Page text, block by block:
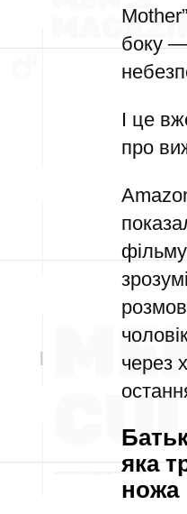
боку —
І це
про
через
яка
ножа